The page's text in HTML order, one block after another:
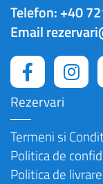
Telefon:+40
Email
Rezervari
Termeni si
Politica de
Politica de